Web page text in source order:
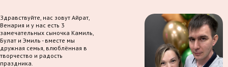
Здравствуйте, нас зовут Айрат,
Венария и у нас есть 3
замечательных сыночка Камиль,
Булат и Эмиль - вместе мы
дружная семья, влюблённая в
творчество и радость
праздника.